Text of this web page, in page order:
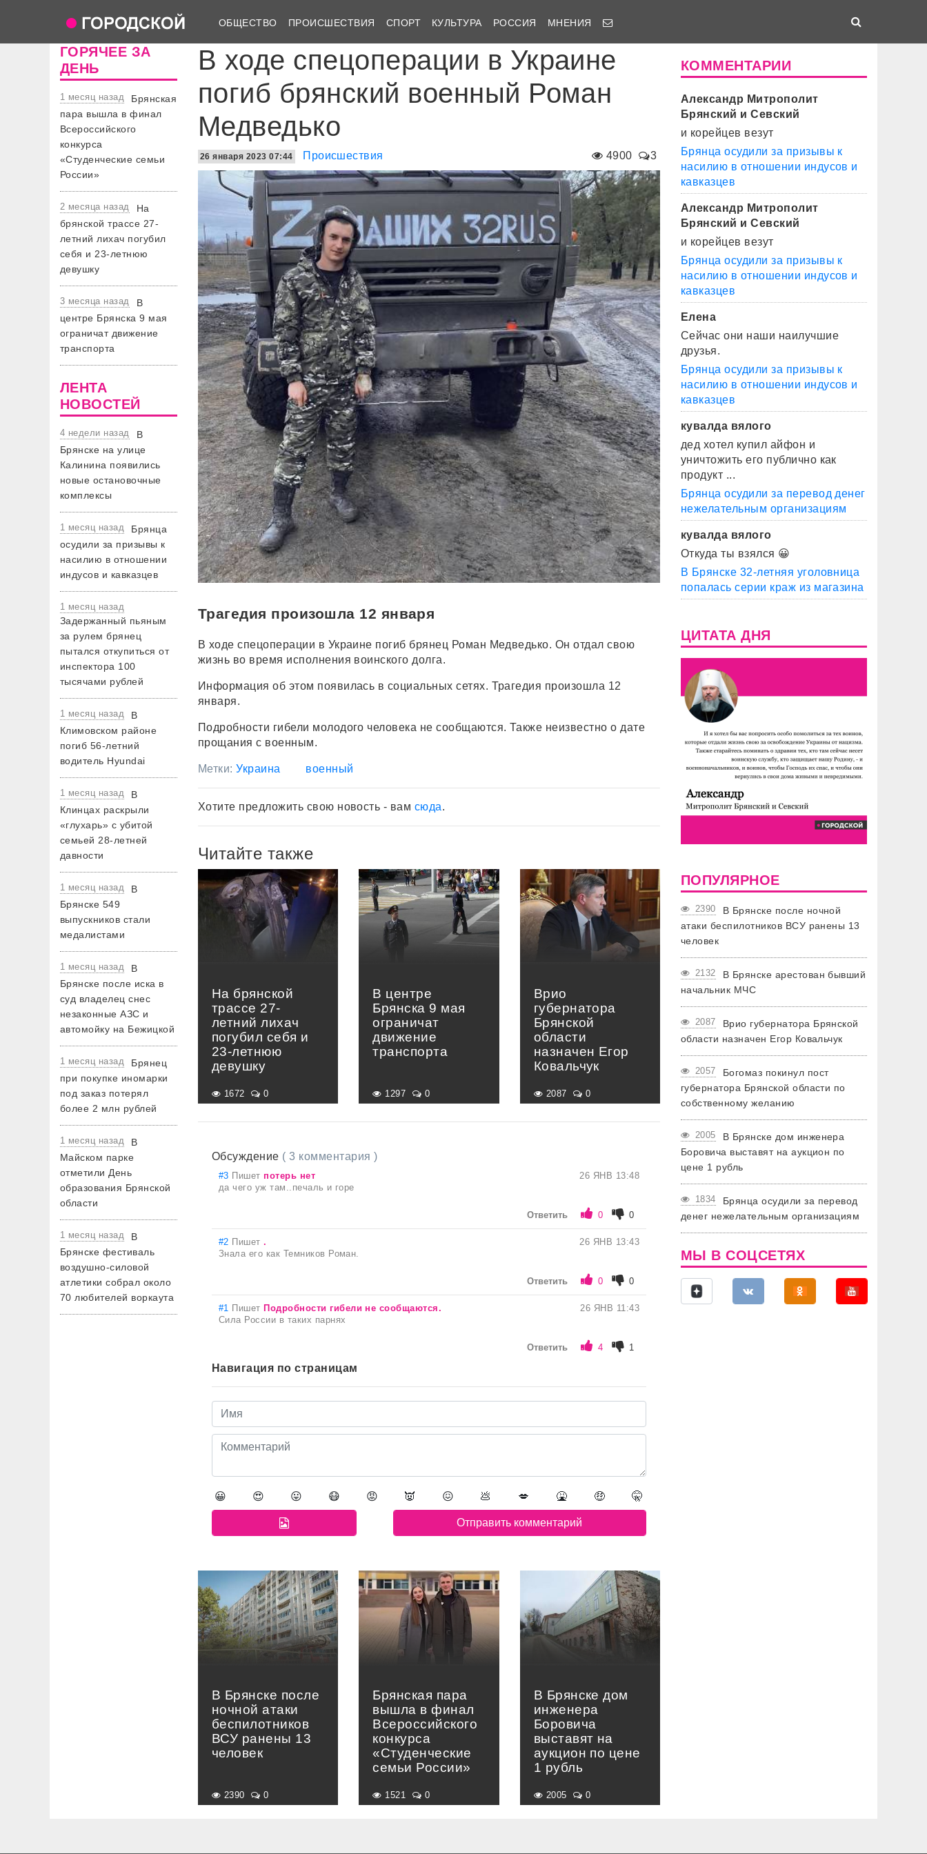
ОБЩЕСТВО ПРОИСШЕСТВИЯ СПОРТ КУЛЬТУРА РОССИЯ МНЕНИЯ
ГОРЯЧЕЕ ЗА
ДЕНЬ
1 месяц назад
Брянская
пара вышла в финал
Всероссийского
конкурса
«Студенческие семьи
России»
2 месяца назад
На
брянской трассе 27-
летний лихач погубил
себя и 23-летнюю
девушку
3 месяца назад
В
центре Брянска 9 мая
ограничат движение
транспорта
ЛЕНТА
НОВОСТЕЙ
4 недели назад
В
Брянске на улице
Калинина появились
новые остановочные
комплексы
1 месяц назад
Брянца
осудили за призывы к
насилию в отношении
индусов и кавказцев
1 месяц назад
Задержанный пьяным
за рулем брянец
пытался откупиться от
инспектора 100
тысячами рублей
1 месяц назад
В
Климовском районе
погиб 56-летний
водитель Hyundai
1 месяц назад
В
Клинцах раскрыли
«глухарь» с убитой
семьей 28-летней
давности
1 месяц назад
В
Брянске 549
выпускников стали
медалистами
1 месяц назад
В
Брянске после иска в
суд владелец снес
незаконные АЗС и
автомойку на Бежицкой
1 месяц назад
Брянец
при покупке иномарки
под заказ потерял
более 2 млн рублей
1 месяц назад
В
Майском парке
отметили День
образования Брянской
области
1 месяц назад
В
Брянске фестиваль
воздушно-силовой
атлетики собрал около
70 любителей воркаута
В ходе спецоперации в Украине
погиб брянский военный Роман
Медведько
4900 3
26 января 2023 07:44 Происшествия
Трагедия произошла 12 января
В ходе спецоперации в Украине погиб брянец Роман Медведько. Он отдал свою
жизнь во время исполнения воинского долга.
Информация об этом появилась в социальных сетях. Трагедия произошла 12
января.
Подробности гибели молодого человека не сообщаются. Также неизвестно о дате
прощания с военным.
Метки:Украина военный
Хотите предложить свою новость - вам сюда.
Читайте также
На брянской
трассе 27-
летний лихач
погубил себя и
23-летнюю
девушку
1672 0
В центре
Брянска 9 мая
ограничат
движение
транспорта
1297 0
Врио
губернатора
Брянской
области
назначен Егор
Ковальчук
2087 0
Обсуждение ( 3 комментария )
#3 Пишет потeрь нет
26 ЯНВ 13:48
да чего уж там..печаль и горе
Ответить 0 0
#2 Пишет.
26 ЯНВ 13:43
Знала его как Темников Роман.
Ответить 0 0
#1 Пишет Подробности гибели не сообщаются.
26 ЯНВ 11:43
Сила России в таких парнях
Ответить 4 1
Навигация по страницам
😀 😍 😛 😷 😡 👿 😖 💩 💋 🤮 🤑 🤫
В Брянске после
ночной атаки
беспилотников
ВСУ ранены 13
человек
2390 0
Брянская пара
вышла в финал
Всероссийского
конкурса
«Студенческие
семьи России»
1521 0
В Брянске дом
инженера
Боровича
выставят на
аукцион по цене
1 рубль
2005 0
КОММЕНТАРИИ
Александр Митрополит
Брянский и Севский
и корейцев везут
Брянца осудили за призывы к
насилию в отношении индусов и
кавказцев
Александр Митрополит
Брянский и Севский
и корейцев везут
Брянца осудили за призывы к
насилию в отношении индусов и
кавказцев
Елена
Сейчас они наши наилучшие
друзья.
Брянца осудили за призывы к
насилию в отношении индусов и
кавказцев
кувалда вялого
дед хотел купил айфон и
уничтожить его публично как
продукт ...
Брянца осудили за перевод денег
нежелательным организациям
кувалда вялого
Откуда ты взялся 😀
В Брянске 32-летняя уголовница
попалась серии краж из магазина
ЦИТАТА ДНЯ
ПОПУЛЯРНОЕ
2390
В Брянске после ночной
атаки беспилотников ВСУ ранены 13
человек
2132
В Брянске арестован бывший
начальник МЧС
2087
Врио губернатора Брянской
области назначен Егор Ковальчук
2057
Богомаз покинул пост
губернатора Брянской области по
собственному желанию
2005
В Брянске дом инженера
Боровича выставят на аукцион по
цене 1 рубль
1834
Брянца осудили за перевод
денег нежелательным организациям
МЫ В СОЦСЕТЯХ